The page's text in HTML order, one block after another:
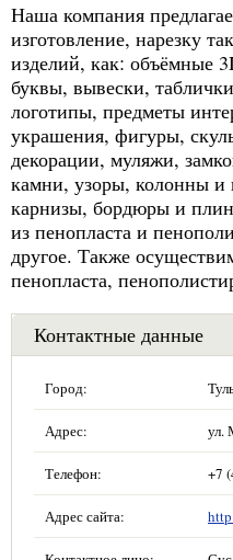
Наша компания
изготовление, нарезку
изделий, как: объёмные
буквы, вывески,
логотипы, предметы
украшения, фигуры,
декорации, муляжи,
камни, узоры, колонны и
карнизы, бордюры и
из пенопласта и
другое. Также
пенопласта,
Контактные данные
Город:
Адрес: ул.
Телефон: +7
Адрес сайта: